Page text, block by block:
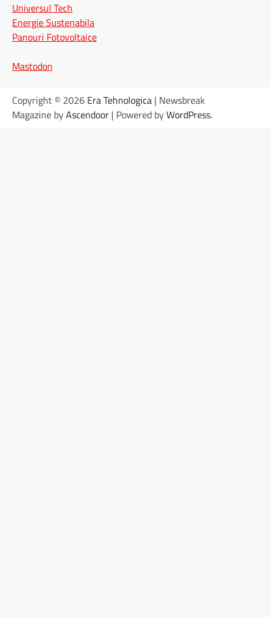
Universul Tech
Energie Sustenabila
Panouri Fotovoltaice
Mastodon
Copyright © 2026 Era Tehnologica | Newsbreak
Magazine byAscendoor | Powered byWordPress.